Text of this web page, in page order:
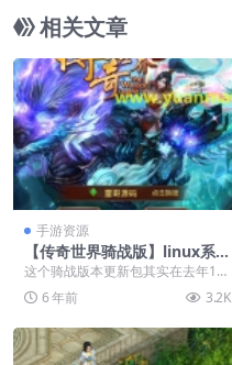
相关文章
手游资源
【传奇世界骑战版】linux系统
服务端+GM后台+内充+视频教
程
这个骑战版本更新包其实在去年11
月的端里就放进去了，只是没有整
合到一起，所以好多...
6 年前 3.2K